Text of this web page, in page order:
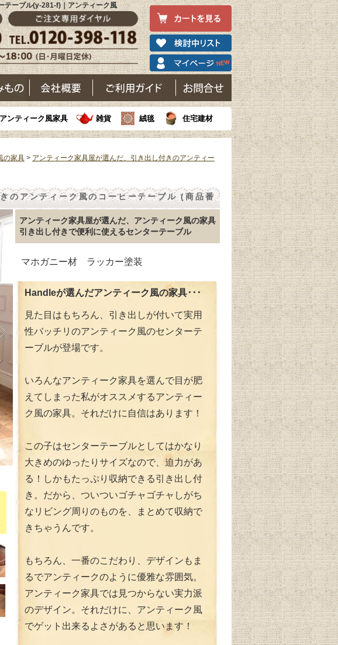
テーブル(y-281-f)｜アンティーク風
アンティーク風家具 雑貨 絨毯 住宅建材
の家具 > アンティーク家具屋が選んだ、引き出し付きのアンティー
のアンティーク風のコーヒーテーブル (商品番
アンティーク家具屋が選んだ、アンティーク風の家具
引き出し付きで便利に使えるセンターテーブル
マホガニー材 ラッカー塗装
Handleが選んだアンティーク風の家具･･･
見た目はもちろん、引き出しが付いて実用
性バッチリのアンティーク風のセンターテ
ーブルが登場です。
いろんなアンティーク家具を選んで目が肥
えてしまった私がオススメするアンティー
ク風の家具。それだけに自信はあります！
この子はセンターテーブルとしてはかなり
大きめのゆったりサイズなので、迫力があ
る！しかもたっぷり収納できる引き出し付
き。だから、ついついゴチャゴチャしがち
なリビング周りのものを、まとめて収納で
きちゃうんです。
もちろん、一番のこだわり、デザインもま
るでアンティークのように優雅な雰囲気。
アンティーク家具では見つからない実力派
のデザイン。それだけに、アンティーク風
でゲット出来るよさがあると思います！